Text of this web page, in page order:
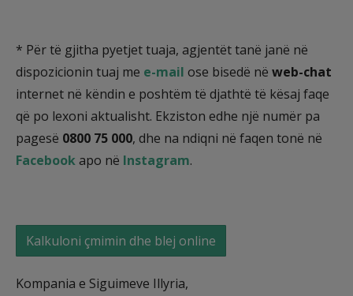
* Për të gjitha pyetjet tuaja, agjentët tanë janë në
dispozicionin tuaj me e-mail ose bisedë në web-chat
internet në këndin e poshtëm të djathtë të kësaj faqe
që po lexoni aktualisht. Ekziston edhe një numër pa
pagesë 0800 75 000, dhe na ndiqni në faqen tonë në
Facebookapo në Instagram.
Kalkuloni çmimin dhe blej online
Kompania e Siguimeve Illyria,